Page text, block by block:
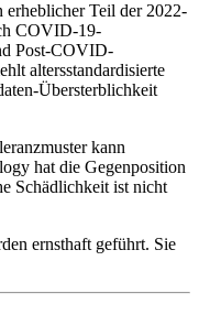
erheblicher Teil der 2022-
COVID-19-
Post-COVID-
altersstandardisierte
Übersterblichkeit
kann
hat die Gegenposition
Schädlichkeit ist nicht
ernsthaft geführt. Sie